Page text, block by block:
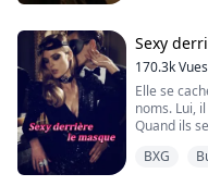
Lance
mon ex. Je
J’ai porté
Sexy
170.3kVues
Elle se
noms. Lui,
Quand ils
sans
BXG